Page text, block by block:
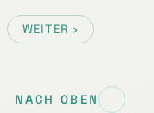
WEITER ›
NACH OBEN